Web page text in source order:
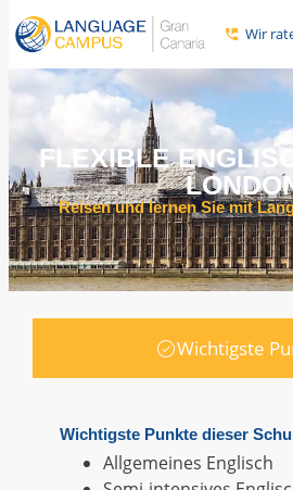
Wir
FLEXIBLE
Reisen und lernen Sie mit
Wichtigste
Wichtigste Punkte dieser
Allgemeines Englisch